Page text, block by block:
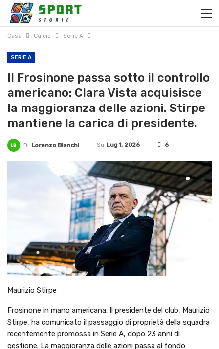
Casa Calcio Serie A
SERIE A
Il Frosinone passa sotto il controllo
americano: Clara Vista acquisisce
la maggioranza delle azioni. Stirpe
mantiene la carica di presidente.
Di Lorenzo Bianchi Su Lug 1, 2026 6
Maurizio Stirpe
Frosinone in mano americana. Il presidente del club, Maurizio
Stirpe, ha comunicato il passaggio di proprietà della squadra
recentemente promossa in Serie A, dopo 23 anni di
gestione. La maggioranza delle azioni passa al fondo